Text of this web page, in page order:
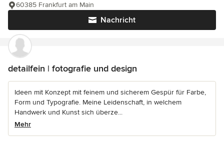
Nachricht
60385 Frankfurt am Main
detailfein | fotografie und design
Ideen mit Konzept mit feinem und sicherem Gespür für Farbe,
Form und Typografie. Meine Leidenschaft, in welchem
Handwerk und Kunst sich überze...
Mehr